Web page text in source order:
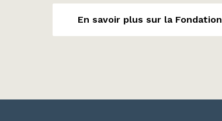
En savoir plus sur la Fondation